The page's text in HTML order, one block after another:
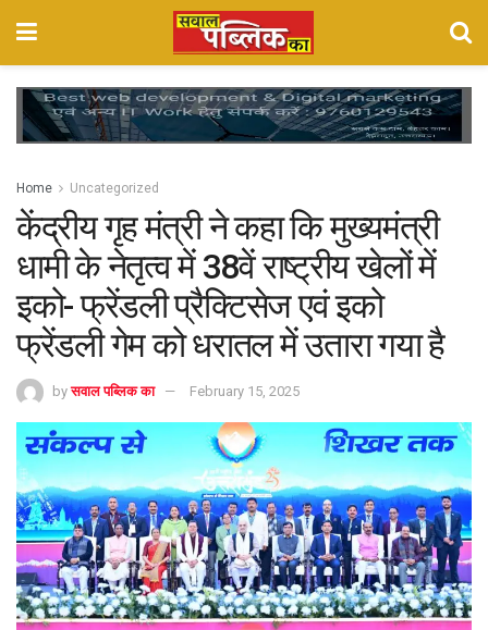
Home Uncategorized
केंद्रीय गृह मंत्री ने कहा कि मुख्यमंत्री
धामी के नेतृत्व में 38वें राष्ट्रीय खेलों में
इको- फ्रेंडली प्रैक्टिसेज एवं इको
फ्रेंडली गेम को धरातल में उतारा गया है
by सवाल पब्लिक का February 15, 2025